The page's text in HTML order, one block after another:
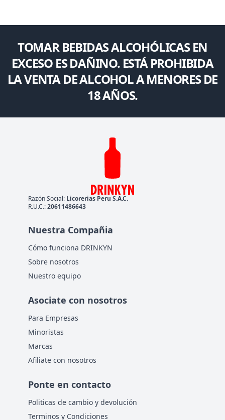
TOMAR BEBIDAS ALCOHÓLICAS EN
EXCESO ES DAÑINO. ESTÁ PROHIBIDA
LA VENTA DE ALCOHOL A MENORES DE
18 AÑOS.
Razón Social: Licorerias Peru S.A.C.
R.U.C.:20611486643
Nuestra Compañia
Cómo funciona DRINKYN
Sobre nosotros
Nuestro equipo
Asociate con nosotros
Para Empresas
Minoristas
Marcas
Afiliate con nosotros
Ponte en contacto
Politicas de cambio y devolución
Terminos y Condiciones